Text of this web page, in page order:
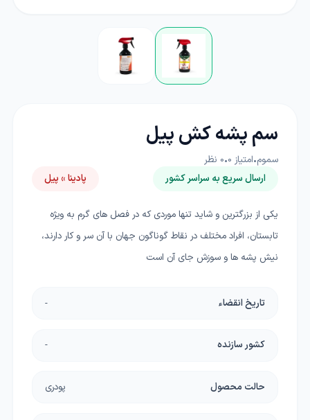
سم پشه کش پیل
سموم•امتیاز 0
•
0 نظر
ارسال سریع به سراسر کشور
پادینا » پیل
یکی از بزرگترین و شاید تنها موردی که در فصل های گرم به ویژه
تابستان، افراد مختلف در نقاط گوناگون جهان با آن سر و کار دارند،
نیش پشه ها و سوزش جای آن است
تاریخ انقضاء -
کشور سازنده -
حالت محصول پودری